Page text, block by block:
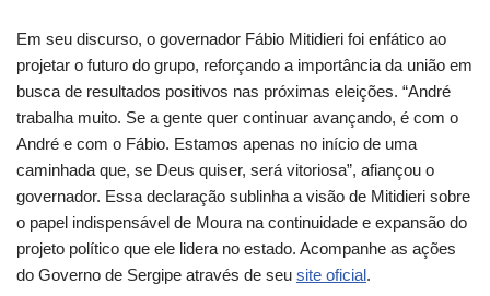
Em seu discurso, o governador Fábio Mitidieri foi enfático ao
projetar o futuro do grupo, reforçando a importância da união em
busca de resultados positivos nas próximas eleições. “André
trabalha muito. Se a gente quer continuar avançando, é com o
André e com o Fábio. Estamos apenas no início de uma
caminhada que, se Deus quiser, será vitoriosa”, afiançou o
governador. Essa declaração sublinha a visão de Mitidieri sobre
o papel indispensável de Moura na continuidade e expansão do
projeto político que ele lidera no estado. Acompanhe as ações
do Governo de Sergipe através de seu site oficial.